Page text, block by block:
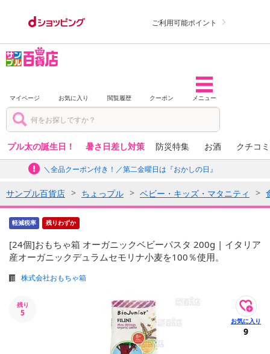
ご利用可能ポイント
マイページ お気に入り 閲覧履歴 クーポン メニュー
プル太の誕生日！ 暑さ日差し対策 防災特集 お酒 クチコ
＼全品クーポン付き！／第二金曜日は『おかしの日』
サンプル百貨店 ちょっプル ベビー・キッズ・マタニティ
軽減税率 残りわずか
[24個]おもちゃ箱 オーガニックベビーパスタ 200g | イタリア
産オーガニックデュラムセモリナ小麦を100％使用。
株式会社おもちゃ箱
残り
5
9